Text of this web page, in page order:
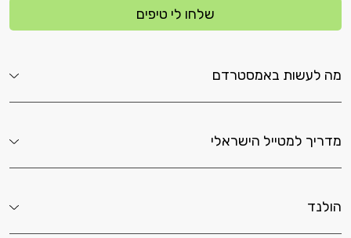
שלחו לי טיפים
מה לעשות באמסטרדם
מדריך למטייל הישראלי
הולנד